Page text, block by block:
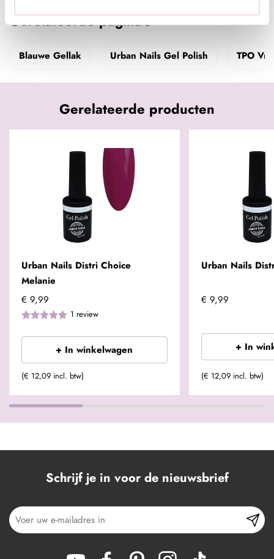
Gerelateerde pagina's
Blauwe Gellak Urban Nails Gel Polish TPO
Gerelateerde producten
Urban Nails Distri Choice
Melanie
€ 9,99
1 review
+ In winkelwagen
(€ 12,09 incl. btw)
Urban Nails
€ 9,99
+ In
(€ 12,09 incl. btw)
Schrijf je in voor de nieuwsbrief